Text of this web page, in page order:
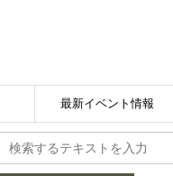
最新イベント情報